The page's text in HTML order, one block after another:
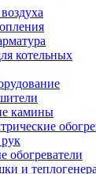
котельных
камины
обогреватели
и